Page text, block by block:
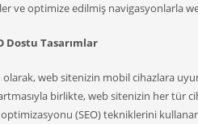
ve optimize edilmiş navigasyonlarla
Dostu Tasarımlar
olarak, web sitenizin mobil cihazlara
birlikte, web sitenizin her tür
(SEO) tekniklerini